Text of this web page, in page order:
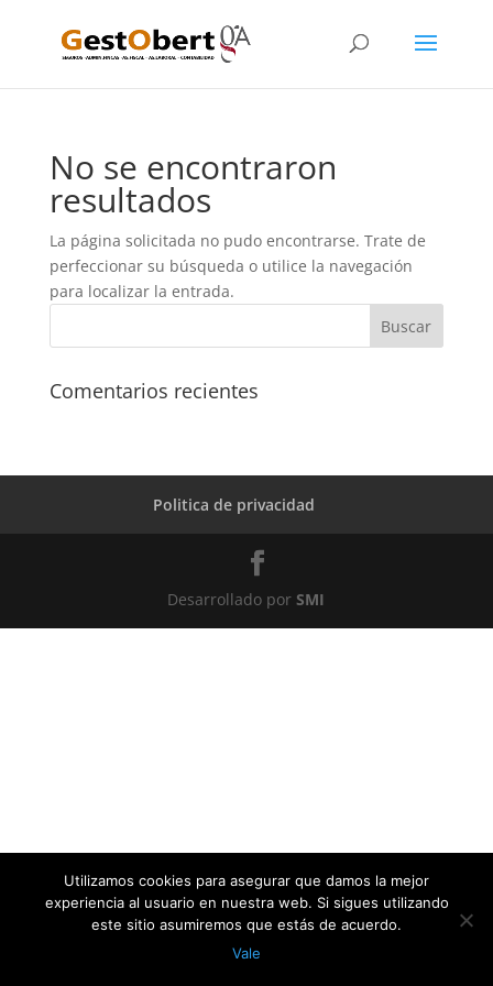
No se encontraron
resultados
La página solicitada no pudo encontrarse. Trate de
perfeccionar su búsqueda o utilice la navegación
para localizar la entrada.
Comentarios recientes
Politica de privacidad
Desarrollado porSMI
Utilizamos cookies para asegurar que damos la mejor
experiencia al usuario en nuestra web. Si sigues utilizando
este sitio asumiremos que estás de acuerdo.
Vale